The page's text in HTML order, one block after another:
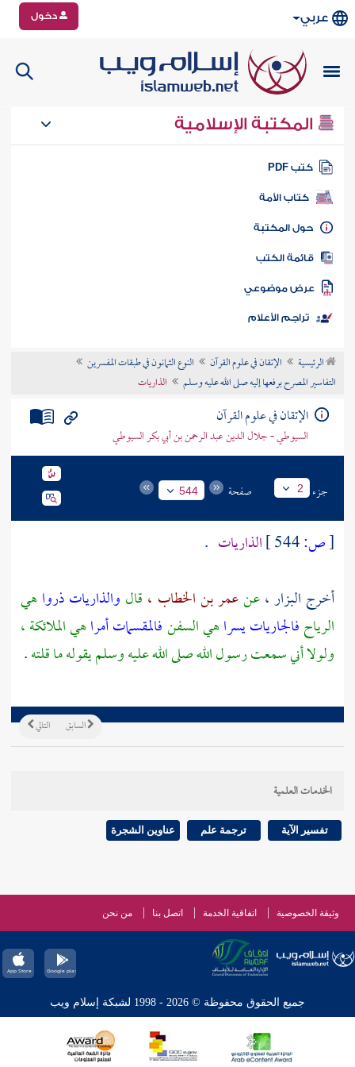
عربي دخول
المكتبة الإسلامية
كتب PDF
كتاب الأمة
المكتبة
الكتب
موضوعي
تراجم الأعلام
الرئيسية الإتقان في علوم القرآن
النوع الثمانون في طبقات المفسرين
التفاسير المصرح برفعها إليه صلى الله عليه وسلم
الذاريات
الإتقان في علوم القرآن
السيوطي - جلال الدين عبد الرحمن بن أبي بكر السيوطي
جزء 2 صفحة 544
[ص: الذاريات .
أخرج البزار ،عنعمر بن الخطاب ، قال والذاريات ذرواهي
الرياحفالجاريات يسراهي السفنفالمقسمات أمراهي الملائكة ،
ولولا أني سمعت رسول الله صلى الله عليه وسلم يقوله ما قلته.
التالي السابق
الخدمات العلمية
تفسير الآية ترجمة علم عناوين الشجرة
وثيقة الخصوصية اتفاقية الخدمة اتصل بنا من نحن
جميع الحقوق محفوظة © 2026 - 1998 لشبكة إسلام ويب